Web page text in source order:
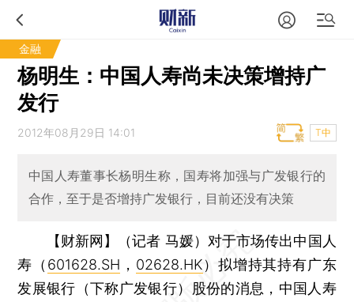
金融
杨明生：中国人寿尚未决策增持广
发行
2012年08月29日 14:01 T中
中国人寿董事长杨明生称，国寿将加强与广发银行的
合作，至于是否增持广发银行，目前还没有决策
【财新网】（记者 马媛） 对于市场传出中国人
寿（ 601628.SH ， 02628.HK）拟增持其持有广东
发展银行（下称广发银行）股份的消息，中国人寿